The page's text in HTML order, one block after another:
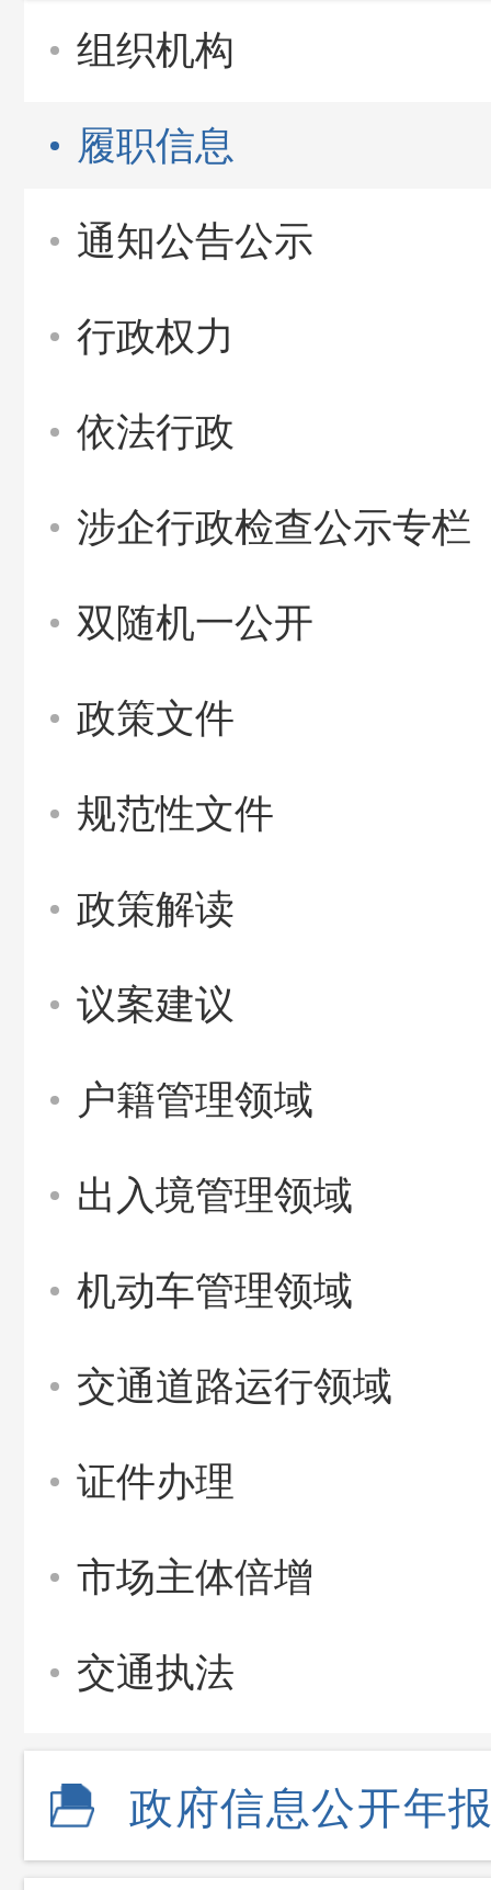
组织机构
履职信息
通知公告公示
行政权力
依法行政
涉企行政检查公示专栏
双随机一公开
政策文件
规范性文件
政策解读
议案建议
户籍管理领域
出入境管理领域
机动车管理领域
交通道路运行领域
证件办理
市场主体倍增
交通执法
政府信息公开年